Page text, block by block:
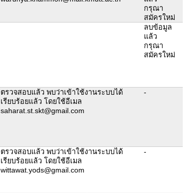
กรุณา
สมัครใหม่
ลบข้อมูล
แล้ว
กรุณา
สมัครใหม่
ตรวจสอบแล้ว พบว่าเข้าใช้งานระบบได้
เรียบร้อยแล้ว โดยใช้อีเมล
saharat.st.skt@gmail.com
-
ตรวจสอบแล้ว พบว่าเข้าใช้งานระบบได้
เรียบร้อยแล้ว โดยใช้อีเมล
wittawat.yods@gmail.com
-